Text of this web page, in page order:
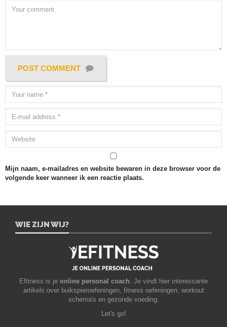
POST COMMENT
Mijn naam, e-mailadres en website bewaren in deze browser voor de
volgende keer wanneer ik een reactie plaats.
WIE ZIJN WIJ?
Efitness is je online personal coach. Je vindt hier interessante
artikels over buikspieroefeningen, fitness oefeningen, workout
schema's en gezonde voeding.
Let's go!